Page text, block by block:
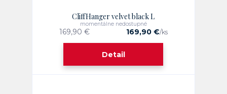
CliffHanger velvet black L
169,90 € 169,90 €/ks
momentálne nedostupné
Detail